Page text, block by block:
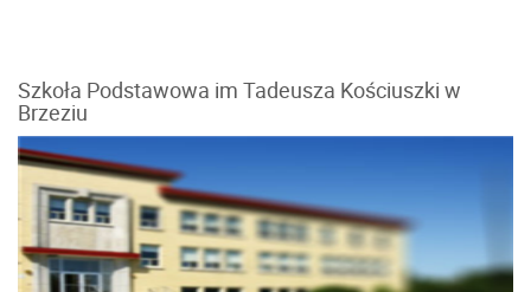
Szkoła Podstawowa im Tadeusza Kościuszki w
Brzeziu